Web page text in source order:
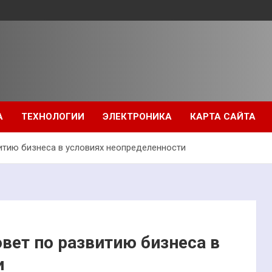
ТЕХНОЛОГИИ ЭЛЕКТРОНИКА КАРТА САЙТА
бизнеса в условиях неопределенности
по развитию бизнеса в